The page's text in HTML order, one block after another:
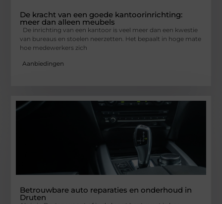
De kracht van een goede kantoorinrichting:
meer dan alleen meubels
De inrichting van een kantoor is veel meer dan een kwestie
van bureaus en stoelen neerzetten. Het bepaalt in hoge mate
hoe medewerkers zich
Aanbiedingen
Betrouwbare auto reparaties en onderhoud in
Druten